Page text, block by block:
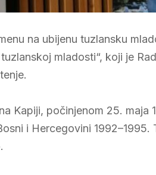
na ubijenu tuzlansku
mladosti“, koji je
Kapiji, počinjenom 25. maja
i Hercegovini 1992–1995.